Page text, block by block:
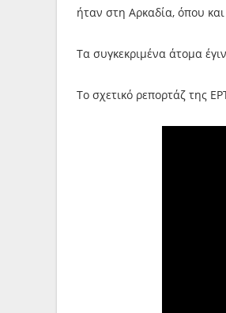
ήταν στη Αρκαδία, όπου
Τα συγκεκριμένα άτομα
Το σχετικό ρεπορτάζ της